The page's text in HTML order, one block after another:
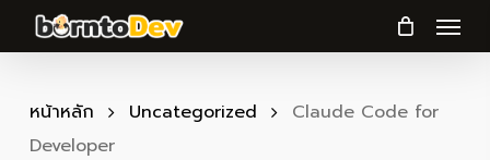
to
content
Menu
หน้าหลัก Uncategorized
Claude Code for
Developer